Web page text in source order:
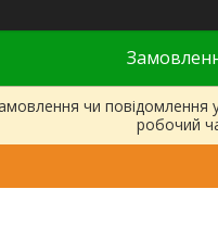
чи
робочий